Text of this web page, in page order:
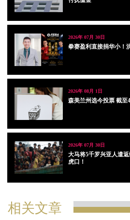
2026年 07月 30日
拳赛盈利直接捐华小！
2026年 08月 1日
森美兰州选今投票 截至
2026年 07月 30日
大马将5千罗兴亚人遣
虎口！
相关文章